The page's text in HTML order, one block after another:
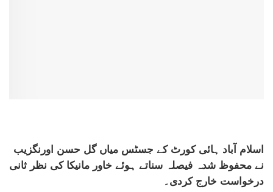
اسلام آباد ہائی کورٹ کے جسٹس میاں گل حسن اورنگزیب
نے محفوظ شدہ فیصلہ سناتے ہوئے خاور مانیکا کی نظر ثانی
درخواست خارج کردی۔